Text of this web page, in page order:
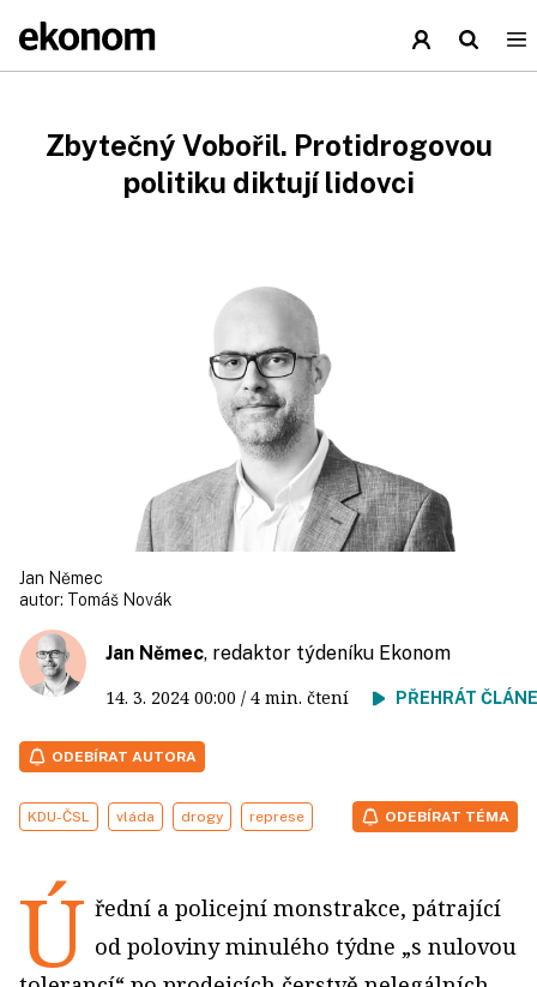
Zbytečný Vobořil. Protidrogovou
politiku diktují lidovci
Jan Němec
autor: Tomáš Novák
Jan Němec, redaktor týdeníku Ekonom
14. 3. 2024 00:00 / 4 min. čtení PŘEHRÁT
ODEBÍRAT AUTORA
KDU-ČSL vláda drogy represe ODEBÍRAT TÉMA
Ú řední a policejní monstrakce, pátrající
od poloviny minulého týdne „s nulovou